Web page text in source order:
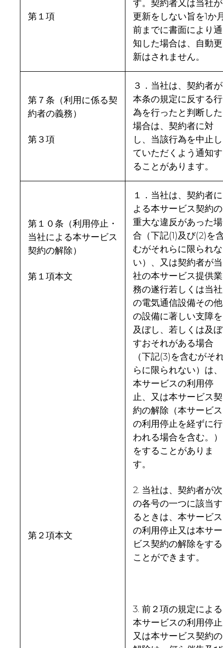
第１項
す。契約者又は当社が
更新をしない旨を1か
前までに書面により通
知した場合は、自動更
新はされません。
第７条（利用に係る契
約者の義務）
第３項
３．当社は、契約者が
本条の規定に反する行
為を行ったと判断した
場合は、契約者に対
し、当該行為を中止し
ていただくよう通知す
ることがあります。
第１０条（利用停止・
当社による本サービス
契約の解除）
第１項本文
第２項本文
１．当社は、契約者に
よる本サービス契約の
重大な違反があった場
合（下記(1)及び(2)を
むがそれらに限られな
い）、又は契約者が当
社の本サービス提供業
務の遂行若しくは当社
の電気通信設備その他
の設備に著しい支障を
及ぼし、若しくは及ぼ
すおそれがある場合
（下記(3)を含むがそ
らに限られない）は、
本サービスの利用停
止、又は本サービス契
約の解除（本サービス
の利用停止を経ずに行
われる場合を含む。）
をすることがありま
す。
2. 当社は、契約者が次
の各号の一つに該当す
るときは、本サービス
の利用停止又は本サー
ビス契約の解除をする
ことができます。
3. 前２項の規定による
本サービスの利用停止
又は本サービス契約の